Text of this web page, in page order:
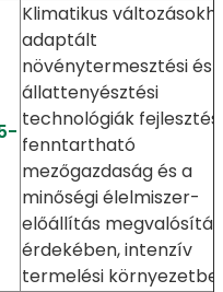
Klimatikus
adaptált
növénytermesztési és
állattenyésztési
technológiák
fenntartható
mezőgazdaság és a
minőségi élelmiszer-
előállítás
érdekében, intenzív
termelési